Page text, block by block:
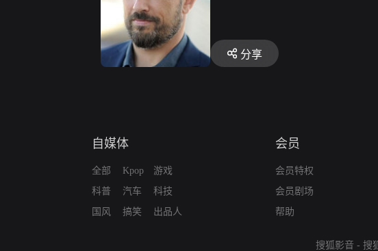
分享
自媒体
全部
科普
国风
Kpop
汽车
搞笑
游戏
科技
出品人
会员
会员特权
会员剧场
帮助
搜狐影音 - 搜